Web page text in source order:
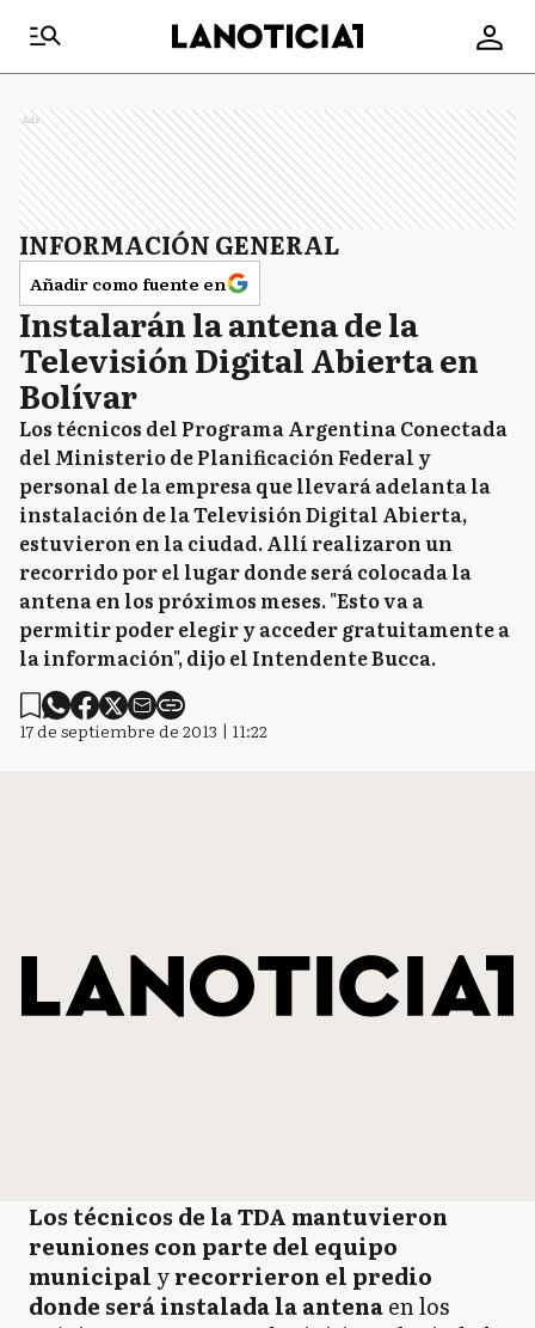
Ads
INFORMACIÓN GENERAL
Añadir como fuente en
Instalarán la antena de la
Televisión Digital Abierta en
Bolívar
Los técnicos del Programa Argentina Conectada
del Ministerio de Planificación Federal y
personal de la empresa que llevará adelanta la
instalación de la Televisión Digital Abierta,
estuvieron en la ciudad. Allí realizaron un
recorrido por el lugar donde será colocada la
antena en los próximos meses. "Esto va a
permitir poder elegir y acceder gratuitamente a
la información", dijo el Intendente Bucca.
17 de septiembre de 2013 | 11:22
Los técnicos de la TDA mantuvieron
reuniones con parte del equipo
municipal yrecorrieron el predio
donde será instalada la antenaen los